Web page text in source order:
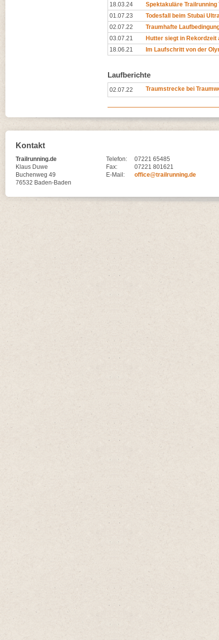
18.03.24
Spektakuläre
01.07.23
Todesfall beim Stubai
02.07.22
Traumhafte
03.07.21
Hutter siegt in
18.06.21
Im Laufschritt von der
Laufberichte
02.07.22 Traumstrecke bei
Kontakt
Trailrunning.de
Klaus Duwe
Buchenweg 49
76532 Baden-Baden
Telefon:
07221 65485
Fax:
07221 801621
E-Mail:
office@trailrunning.de